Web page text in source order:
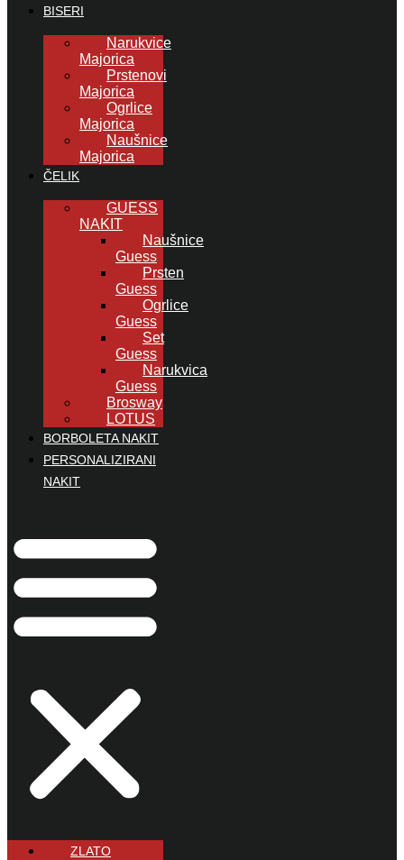
BISERI
Narukvice
Majorica
Prstenovi
Majorica
Ogrlice
Majorica
Naušnice
Majorica
ČELIK
GUESS
NAKIT
Naušnice
Guess
Prsten
Guess
Ogrlice
Guess
Set
Guess
Narukvica
Guess
Brosway
LOTUS
BORBOLETA NAKIT
PERSONALIZIRANI
NAKIT
ZLATO